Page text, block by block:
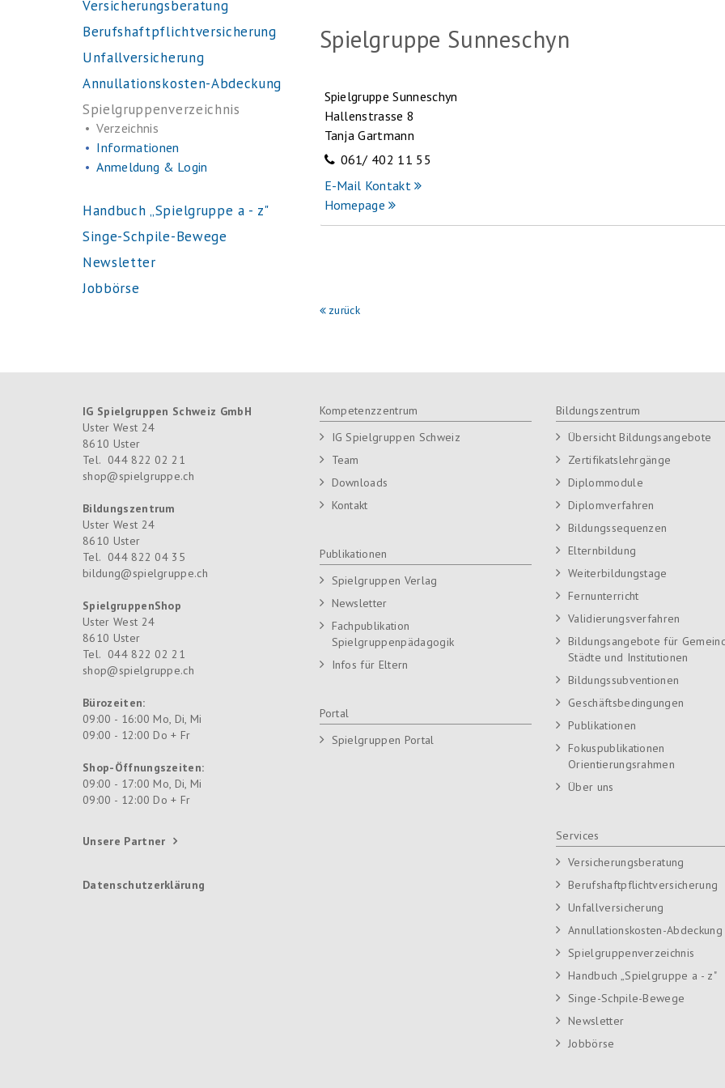
Versicherungsberatung
Berufshaftpflichtversicherung
Unfallversicherung
Annullationskosten-Abdeckung
Spielgruppenverzeichnis
Verzeichnis
Informationen
Anmeldung & Login
Handbuch „Spielgruppe a - z"
Singe-Schpile-Bewege
Newsletter
Jobbörse
Spielgruppe Sunneschyn
Spielgruppe Sunneschyn
Hallenstrasse 8
Tanja Gartmann
061/ 402 11 55
E-Mail Kontakt
Homepage
zurück
IG Spielgruppen Schweiz GmbH
Uster West 24
8610 Uster
Tel. 044 822 02 21
shop@spielgruppe.ch
Bildungszentrum
Uster West 24
8610 Uster
Tel. 044 822 04 35
bildung@spielgruppe.ch
SpielgruppenShop
Uster West 24
8610 Uster
Tel. 044 822 02 21
shop@spielgruppe.ch
Bürozeiten:
09:00 - 16:00 Mo, Di, Mi
09:00 - 12:00 Do + Fr
Shop-Öffnungszeiten:
09:00 - 17:00 Mo, Di, Mi
09:00 - 12:00 Do + Fr
Unsere Partner
Datenschutzerklärung
Kompetenzzentrum
IG Spielgruppen Schweiz
Team
Downloads
Kontakt
Publikationen
Spielgruppen Verlag
Newsletter
Fachpublikation
Spielgruppenpädagogik
Infos für Eltern
Portal
Spielgruppen Portal
Bildungszentrum
Übersicht Bildungsangebote
Zertifikatslehrgänge
Diplommodule
Diplomverfahren
Bildungssequenzen
Elternbildung
Weiterbildungstage
Fernunterricht
Validierungsverfahren
Bildungsangebote für
Städte und Institutionen
Bildungssubventionen
Geschäftsbedingungen
Publikationen
Fokuspublikationen
Orientierungsrahmen
Über uns
Services
Versicherungsberatung
Berufshaftpflichtversicherung
Unfallversicherung
Annullationskosten-Abdeckung
Spielgruppenverzeichnis
Handbuch „Spielgruppe a - z"
Singe-Schpile-Bewege
Newsletter
Jobbörse